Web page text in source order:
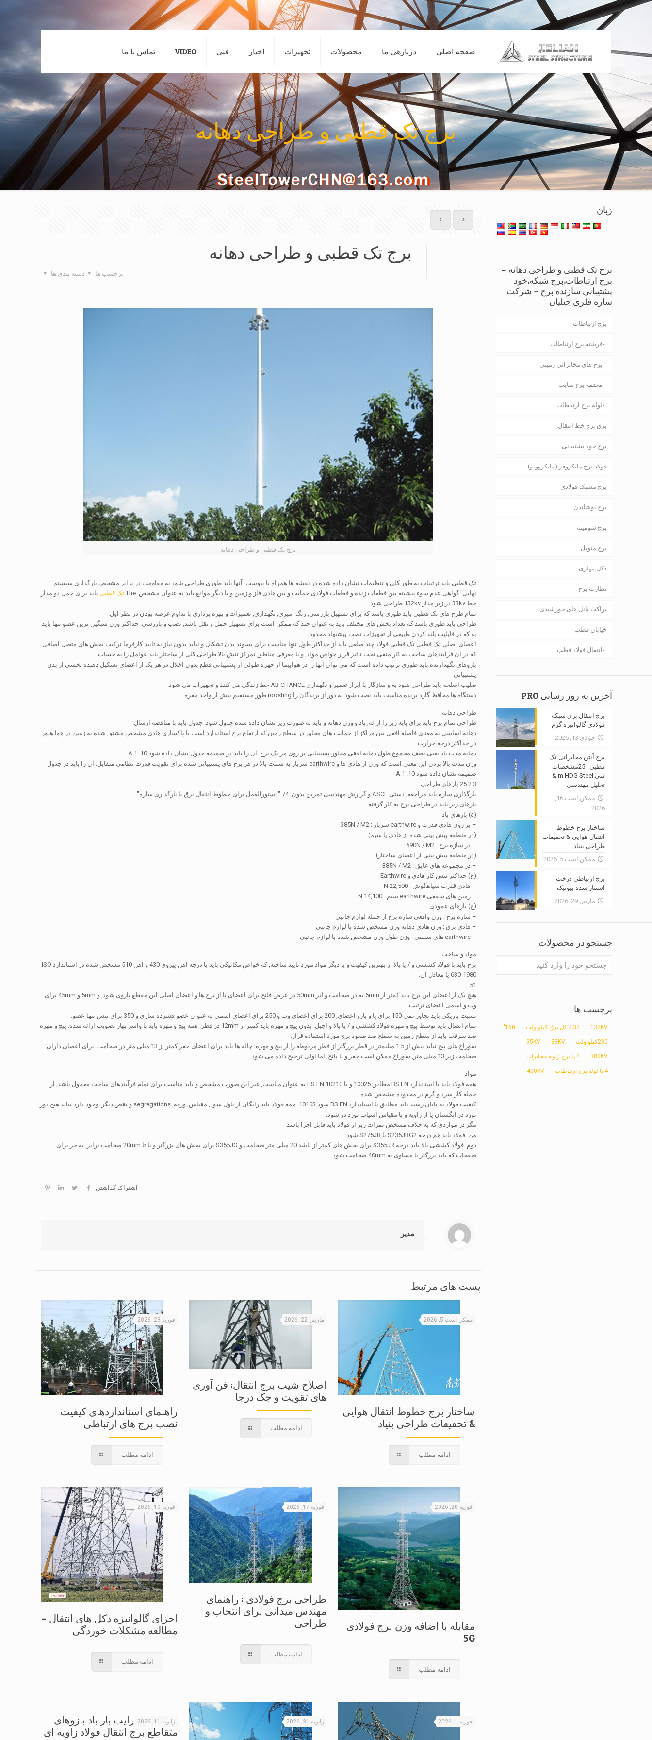
صفحه اصلی دربارهی ما محصولات تجهیزات اخبار فنی VIDEO تماس با ما
برج تک قطبی و طراحی دهانه
برج تک قطبی و طراحی دهانه
دسته بندی ها برچسب ها
برج تک قطبی و طراحی دهانه
تک قطبی باید ترتیبات به طور کلی و تنظیمات نشان داده شده در نقشه ها همراه با پیوست. آنها باید طوری طراحی شود به مقاومت در برابر مشخص بارگذاری سیستم
نهایی. گواهی عدم سوء پیشینه بین قطعات زنده و قطعات فولادی حمایت و بین هادی فاز و زمین و یا دیگر موانع باید به عنوان مشخص. The تک قطبیباید برای حمل دو مدار
خط 33kv در زیر مدار 132kv طراحی شود.
تمام طرح های تک قطبی باید طوری باشد که برای تسهیل بازرسی, رنگ آمیزی, نگهداری, تعمیرات و بهره برداری با تداوم عرضه بودن در نظر اول.
طراحی باید طوری باشد که تعداد بخش های مختلف باید به عنوان چند که ممکن است برای تسهیل حمل و نقل باشد, نصب و بازرسی. حداکثر وزن سنگین ترین عضو تنها باید
به که در قابلیت بلند کردن طبیعی از تجهیزات نصب پیشنهاد محدود.
اعضای اصلی تک قطبی تک قطبی فولاد چند ضلعی باید از حداکثر طول تنها مناسب برای پسوند بدن تشکیل و نباید بدون نیاز به تایید کارفرما ترکیب بخش های متصل اضافی.
که در آن فرآیندهای ساخت به کار منفی تحت تاثیر قرار خواص مواد, و یا معرفی مناطق تمرکز تنش بالا طراحی کلی از ساختار باید عوامل را به حساب.
بازوهای نگهدارنده باید طوری ترتیب داده است که می توان آنها را در هواپیما از چهره طولی از پشتیبانی قطع بدون اخلال در هر یک از اعضای تشکیل دهنده بخشی از بدن
پشتیبانی.
صلیب اسلحه باید طراحی شود به و سازگار با ابزار تعمیر و نگهداری AB CHANCE خط زندگی می کنند و تجهیزات می شود.
دستگاه ها محافظ گارد پرنده مناسب باید نصب شود به دور از پرندگان را roosting طور مستقیم بیش از واحد مقره.
طراحی دهانه
طراحی تمام برج باید برای پایه زیر را ارائه, باد و وزن دهانه و باید به صورت زیر نشان داده شده جدول شود. جدول باید با مناقصه ارسال.
دهانه اساسی به معنای فاصله افقی بین مراکز از حمایت های مجاور در سطح زمین که ارتفاع برج استاندارد است با پاکسازی هادی مشخص مشتق شده به زمین در هوا هنوز
در حداکثر درجه حرارت.
دهانه مدت باد یعنی نصف مجموع طول دهانه افقی مجاور پشتیبانی بر روی هر یک برج. آن را باید در ضمیمه جدول نشان داده شود 10. A.1
وزن مدت بالا بردن این معنی است که وزن از هادی ها و earthwire سربار به سمت بالا در هر برج های پشتیبانی شده برای تقویت قدرت نظامی متقابل. آن را باید در جدول
ضمیمه نشان داده شود 10. A.1
25.2.3 بارهای طراحی
بارگذاری سازه باید مراجعه, دستی ASCE و گزارش مهندسی تمرین بدون. 74 "دستورالعمل برای خطوط انتقال برق با بارگذاری سازه".
بارهای زیر باید در طراحی برج به کار گرفته:
(
a) بارهای باد
– بر روی هادی قدرت و earthwire سربار : 385N / M2
(در منطقه پیش بینی شده از هادی یا سیم)
– در سازه برج : 690N / M2
(در منطقه پیش بینی از اعضای ساختار)
– در مجموعه های عایق : 385N / M2
(ج) حداکثر تنش کار هادی و Earthwire
– هادی قدرت سیاهگوش : 22,500 N
– زمین های سقفی earthwire سیم : 14,100 N
(ج) بارهای عمودی
– سازه برج : وزن واقعی سازه برج از جمله لوازم جانبی
– هادی برق : وزن هادی دهانه وزن مشخص شده با لوازم جانبی
– earthwire های سقفی : وزن طول وزن مشخص شده با لوازم جانبی
مواد و ساخت.
برج باید با فولاد کششی و / یا بالا از بهترین کیفیت و یا دیگر مواد مورد تایید ساخته, که خواص مکانیکی باید با درجه آهن پیروی 430 و آهن 510 مشخص شده در استاندارد ISO
630-1980 یا معادل آن.
51
هیچ یک از اعضای این برج باید کمتر از 6mm ​​به در ضخامت و لنز 50mm در عرض فلنج برای اعضای پا از برج ها و اعضای اصلی این مقطع بازوی شود, و 5mm و 45mm برای
وب و اسمی اعضای ترتیب.
نسبت باریکی باید تجاوز نمی 150 برای پا و بازو اعضای, 200 برای اعضای وب و 250 برای اعضای اسمی به عنوان عضو فشرده سازی و 350 برای تنش تنها عضو.
تمام اتصال باید توسط پیچ و مهره فولاد کششی و / یا بالا و آجیل. بدون پیچ و مهره باید کمتر از 12mm در قطر. همه پیچ و مهره باید با واشر بهار تصویب ارائه شده. پیچ و مهره
ضد سرقت باید از سطح زمین به سطح ضد صعود برج مورد استفاده قرار.
سوراخ های پیچ نباید بیش از 1.5 میلیمتر در قطر بزرگتر از قطر مربوطه را از پیچ و مهره. چاله ها باید برای اعضای حفر کمتر از 13 میلی متر در ضخامت. برای اعضای دارای
ضخامت زیر 13 میلی متر, سوراخ ممکن است حفر و یا پانچ, اما اولی ترجیح داده می شود.
مواد
همه فولاد باید با استاندارد BS EN مطابق 10025 و یا BS EN 10210 به عنوان مناسب, غیر این صورت مشخص و باید مناسب برای تمام فرآیندهای ساخت معمول باشد, از
جمله کار سرد و گرم در محدوده مشخص شده.
کیفیت فولاد به پایان رسید باید مطابق با استاندارد BS EN شود 10163. همه فولاد باید رایگان از تاول شود, مقیاس, ورقه, segregations و نقص دیگر. وجود دارد نباید هیچ دور
نورد در انگشتان پا از زاویه و یا مقیاس آسیاب نورد در شود.
مگر در مواردی که به خلاف مشخص نمرات زیر از فولاد باید قابل اجرا باشد:
من. فولاد باید هم درجه S235JRG2 یا S275JR شود.
دوم. فولاد کششی بالا باید درجه S355JR برای بخش های کمتر از باشد 20 میلی متر ضخامت و S355JO برای بخش های بزرگتر و یا تا 20mm ضخامت برابر, به جز برای
صفحات که باید بزرگتر یا مساوی به 40mm ضخامت شود.
اشتراک گذاشتن
مدیر
پست های مرتبط
ممکن است 5, 2026
ساختار برج خطوط انتقال هوایی
& تحقیقات طراحی بنیاد
ادامه مطلب
مارس 22, 2026
اصلاح شیب برج انتقال: فن آوری
های تقویت و جک درجا
ادامه مطلب
فوریه 23, 2026
راهنمای استانداردهای کیفیت
نصب برج های ارتباطی
ادامه مطلب
فوریه 20, 2026
مقابله با اضافه وزن برج فولادی
5G
ادامه مطلب
فوریه 17, 2026
طراحی برج فولادی : راهنمای
مهندس میدانی برای انتخاب و
طراحی
ادامه مطلب
فوریه 10, 2026
اجزای گالوانیزه دکل های انتقال –
مطالعه مشکلات خوردگی
ادامه مطلب
فوریه 1, 2026 ژانویه 31, 2026 ژانویه 11, 2026
بررسی ضرایب بار باد بازوهای
متقاطع برج انتقال فولاد زاویه ای
زبان
برج تک قطبی و طراحی دهانه –
برج ارتباطات,برج شبکه,خود
پشتیبانی سازنده برج – شرکت
سازه فلزی جیلیان
برج ارتباطات
فرشته برج ارتباطات
برج های مخابراتی زمینی
مجتمع برج سایت
لوله برج ارتباطات
برق برج خط انتقال
برج خود پشتیبانی
فولاد برج مایکروفر (مایکروویو)
برج مشبک فولادی
برج پوشاندن
برج شومینه
برج منوپل
دکل مهاری
نظارت برج
براکت پانل های خورشیدی
خیابان قطب
انتقال فولاد قطب
آخرین به روز رسانی PRO
برج انتقال برق شبکه
فولادی گالوانیزه گرم
جولای 13, 2026
برج آنتن مخابراتی تک
قطبی | 25مشخصات
فنی m HDG Steel &
تحلیل مهندسی
ممکن است 16,
2026
ساختار برج خطوط
انتقال هوایی & تحقیقات
طراحی بنیاد
ممکن است 5, 2026
برج ارتباطی درخت
استتار شده بیونیک
مارس 29, 2026
جستجو در محصولات
برچسب ها
132KV 132دکل برق کیلو ولت 160'
230کیلو ولت 33KV
35KV
380KV 4 پا برج زاویه مخابرات
4 پا لوله برج ارتباطات 400KV